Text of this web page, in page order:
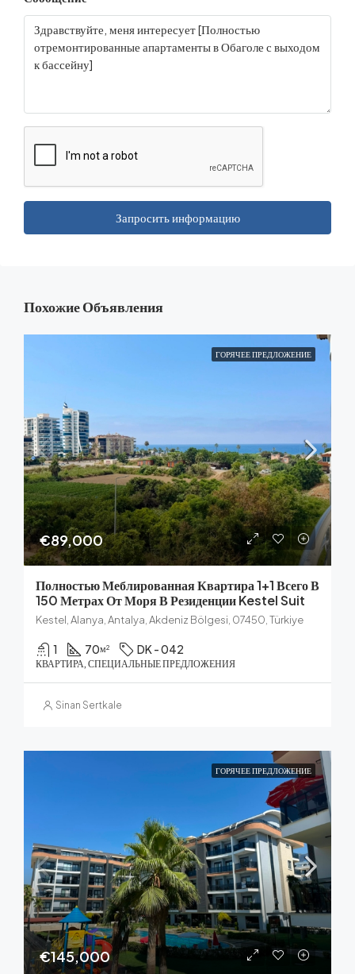
Запросить информацию
Похожие Объявления
ГОРЯЧЕЕ ПРЕДЛОЖЕНИЕ
€89,000
Полностью Меблированная Квартира 1+1 Всего В
150 Метрах От Моря В Резиденции Kestel Suit
Kestel, Alanya, Antalya, Akdeniz Bölgesi, 07450, Türkiye
1 70м² DK - 042
КВАРТИРА, СПЕЦИАЛЬНЫЕ ПРЕДЛОЖЕНИЯ
Sinan Sertkale
ГОРЯЧЕЕ ПРЕДЛОЖЕНИЕ
€145,000